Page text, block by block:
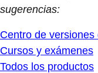
sugerencias:
Centro de
Cursos y exámenes
Todos los productos